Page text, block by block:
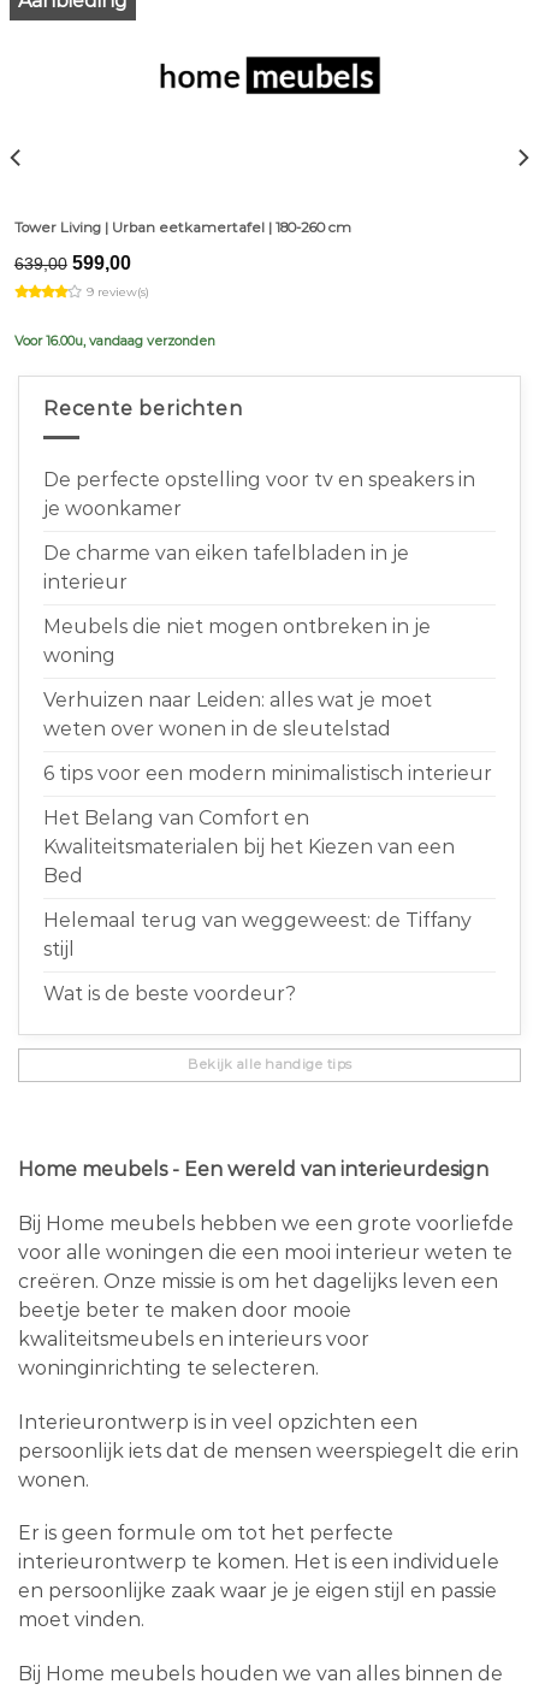
Tower Living | Urban eetkamertafel | 180-260 cm
639,00 Original
price
was:
599,00Current
is:
9 review(s)
Voor 16.00u, vandaag verzonden
Recente berichten
De perfecte opstelling voor tv en speakers in
je woonkamer
De charme van eiken tafelbladen in je
interieur
Meubels die niet mogen ontbreken in je
woning
Verhuizen naar Leiden: alles wat je moet
weten over wonen in de sleutelstad
6 tips voor een modern minimalistisch interieur
Het Belang van Comfort en
Kwaliteitsmaterialen bij het Kiezen van een
Bed
Helemaal terug van weggeweest: de Tiffany
stijl
Wat is de beste voordeur?
Bekijk alle handige tips
Home meubels - Een wereld van interieurdesign
Bij Home meubels hebben we een grote voorliefde
voor alle woningen die een mooi interieur weten te
creëren. Onze missie is om het dagelijks leven een
beetje beter te maken door mooie
kwaliteitsmeubels en interieurs voor
woninginrichting te selecteren.
Interieurontwerp is in veel opzichten een
persoonlijk iets dat de mensen weerspiegelt die erin
wonen.
Er is geen formule om tot het perfecte
interieurontwerp te komen. Het is een individuele
en persoonlijke zaak waar je je eigen stijl en passie
moet vinden.
Bij Home meubels houden we van alles binnen de